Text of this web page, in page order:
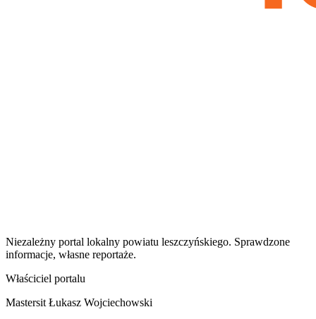
Niezależny portal lokalny powiatu leszczyńskiego. Sprawdzone
informacje, własne reportaże.
Właściciel portalu
Mastersit Łukasz Wojciechowski